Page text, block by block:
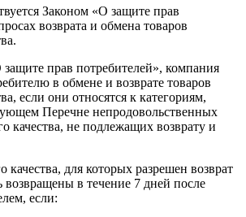
Законом «О защите прав
возврата и обмена товаров
прав потребителей», компания
в обмене и возврате товаров
если они относятся к категориям,
Перечне непродовольственных
качества, не подлежащих возврату и
для которых разрешен возврат
в течение 7 дней после
если: